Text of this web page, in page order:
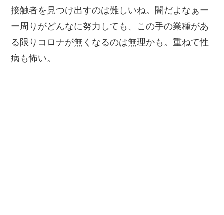
接触者を見つけ出すのは難しいね。闇だよなぁー
ー周りがどんなに努力しても、この手の業種があ
る限りコロナが無くなるのは無理かも。重ねて性
病も怖い。